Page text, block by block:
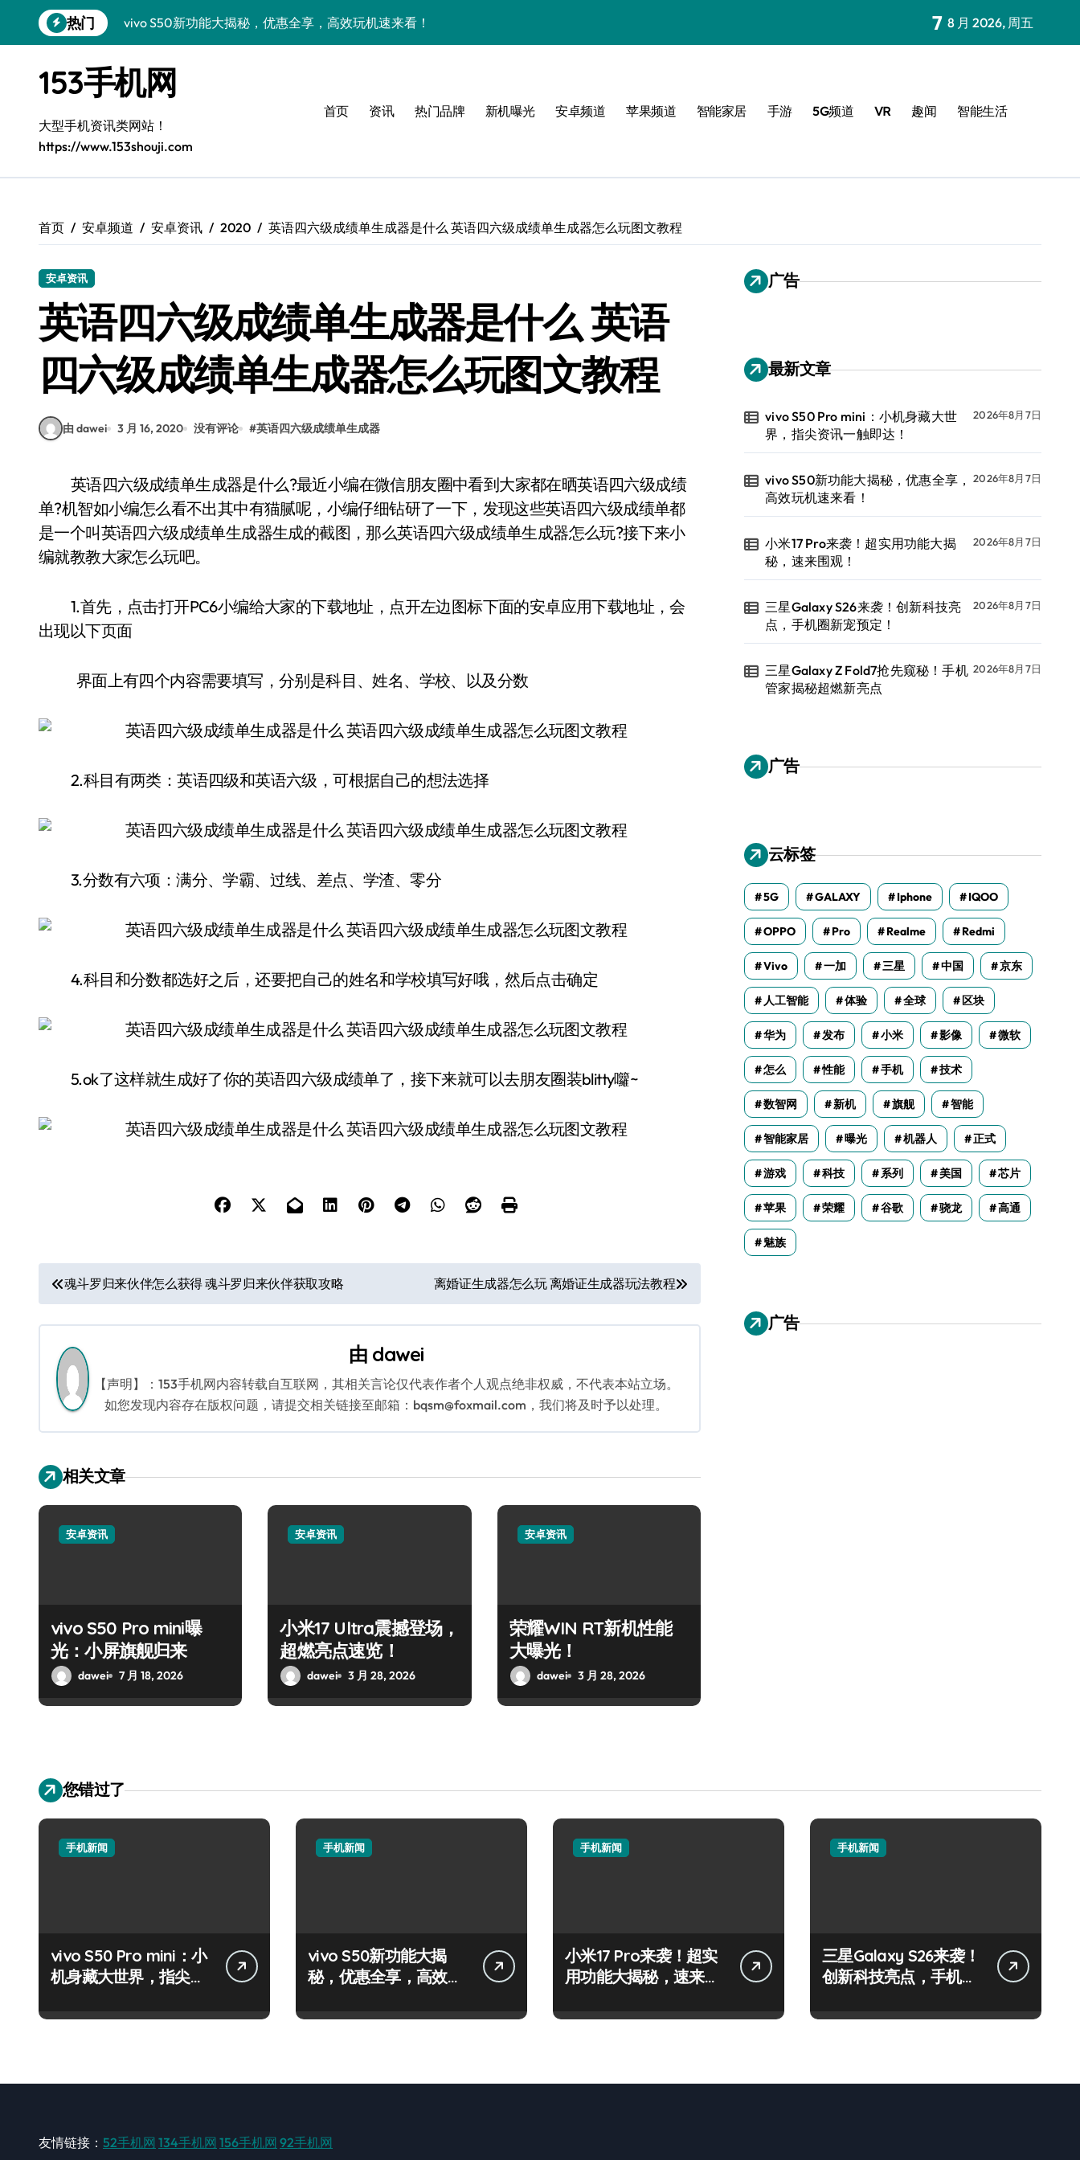
到
热门
vivo S50新功能大揭秘，优惠全享，高效玩机速来看！
三星Galaxy S26来袭！创新科技亮点，手机圈新宠预定！
三星Galaxy Z Fold7抢先窥秘！手机管家揭秘超燃新亮点
S25 Ultra颜值炸裂！定制主题潮到没朋友
S24+震撼登场，美出新高度！
A56 5G登场，三星风尚新定义！
vivo S50 Pro mini：小机身藏大世界，指尖资讯一触即达！
7 8 月 2026, 周五
153手机网
大型手机资讯类网站！
https://www.153shouji.com
首页 资讯 热门品牌 新机曝光 安卓频道 苹果频道 智能家居 手游 5G频道 VR 趣闻 智能生活
首页 安卓频道 安卓资讯 2020 英语四六级成绩单生成器是什么 英语四六级成绩单生成器怎么玩图文教程
安卓资讯
英语四六级成绩单生成器是什么 英语
四六级成绩单生成器怎么玩图文教程
由 dawei 3 月 16, 2020 没有评论 #英语四六级成绩单生成器
英语四六级成绩单生成器是什么?最近小编在微信朋友圈中看到大家都在晒英语四六级成绩
单?机智如小编怎么看不出其中有猫腻呢，小编仔细钻研了一下，发现这些英语四六级成绩单都
是一个叫英语四六级成绩单生成器生成的截图，那么英语四六级成绩单生成器怎么玩?接下来小
编就教教大家怎么玩吧。
1.首先，点击打开PC6小编给大家的下载地址，点开左边图标下面的安卓应用下载地址，会
出现以下页面
界面上有四个内容需要填写，分别是科目、姓名、学校、以及分数
2.科目有两类：英语四级和英语六级，可根据自己的想法选择
3.分数有六项：满分、学霸、过线、差点、学渣、零分
4.科目和分数都选好之后，还要把自己的姓名和学校填写好哦，然后点击确定
5.ok了这样就生成好了你的英语四六级成绩单了，接下来就可以去朋友圈装blitty囖~
文
章
导
航
魂斗罗归来伙伴怎么获得 魂斗罗归来伙伴获取攻略 离婚证生成器怎么玩 离婚证生成器玩法教程
由 dawei
【声明】：153手机网内容转载自互联网，其相关言论仅代表作者个人观点绝非权威，不代表本站立场。
如您发现内容存在版权问题，请提交相关链接至邮箱：bqsm@foxmail.com，我们将及时予以处理。
相关文章
安卓资讯
vivo S50 Pro mini曝
光：小屏旗舰归来
dawei 7 月 18, 2026
安卓资讯
小米17 Ultra震撼登场，
超燃亮点速览！
dawei 3 月 28, 2026
安卓资讯
荣耀WIN RT新机性能
大曝光！
dawei 3 月 28, 2026
广告
最新文章
vivo S50 Pro mini：小机身藏大世
界，指尖资讯一触即达！
2026年8月7日
vivo S50新功能大揭秘，优惠全享，
高效玩机速来看！
2026年8月7日
小米17 Pro来袭！超实用功能大揭
秘，速来围观！
2026年8月7日
三星Galaxy S26来袭！创新科技亮
点，手机圈新宠预定！
2026年8月7日
三星Galaxy Z Fold7抢先窥秘！手机
管家揭秘超燃新亮点
2026年8月7日
广告
云标签
5G GALAXY Iphone IQOO
OPPO Pro Realme Redmi
Vivo 一加 三星 中国 京东
人工智能 体验 全球 区块
华为 发布 小米 影像 微软
怎么 性能 手机 技术
数智网 新机 旗舰 智能
智能家居 曝光 机器人 正式
游戏 科技 系列 美国 芯片
苹果 荣耀 谷歌 骁龙 高通
魅族
广告
您错过了
手机新闻
vivo S50 Pro mini：小
机身藏大世界，指尖资
手机新闻
vivo S50新功能大揭
秘，优惠全享，高效玩
手机新闻
小米17 Pro来袭！超实
用功能大揭秘，速来围
手机新闻
三星Galaxy S26来袭！
创新科技亮点，手机圈
友情链接： 52手机网 134手机网 156手机网 92手机网